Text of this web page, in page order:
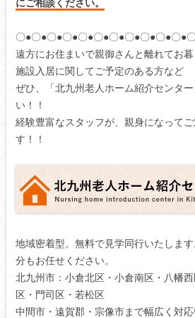
にご相談ください。
〇●〇●〇●〇●〇●〇●〇●〇●〇●〇●〇●
遠方にお住まいで親御さんと離れてお暮
施設入居に関してご予定のある方など
ぜひ、「北九州老人ホーム紹介センタ
い！！
経験豊富なスタッフが、親身になって
す！！
地域密着型。無料で見学同行いたしま
分もお任せください。
北九州市：小倉北区・小倉南区・八幡
区・門司区・若松区
中間市・遠賀郡・宗像市まで幅広く対応